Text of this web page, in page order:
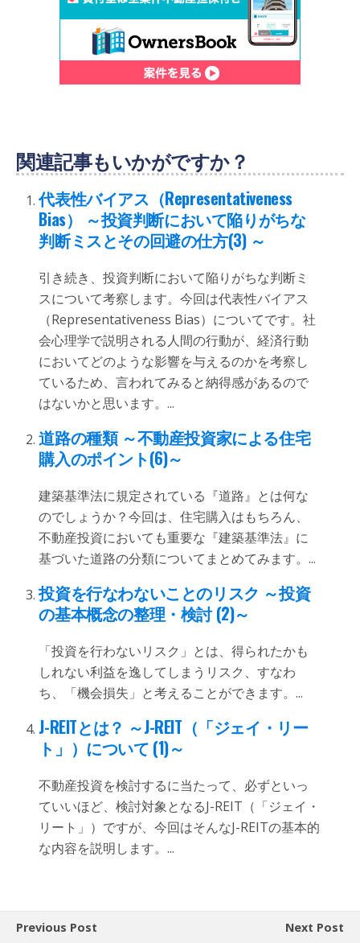
関連記事もいかがですか？
代表性バイアス（Representativeness
Bias） ～投資判断において陥りがちな
判断ミスとその回避の仕方(3) ～
引き続き、投資判断において陥りがちな判断ミ
スについて考察します。今回は代表性バイアス
（Representativeness Bias）についてです。社
会心理学で説明される人間の行動が、経済行動
においてどのような影響を与えるのかを考察し
ているため、言われてみると納得感があるので
はないかと思います。...
道路の種類 ～不動産投資家による住宅
購入のポイント(6)～
建築基準法に規定されている『道路』とは何な
のでしょうか？今回は、住宅購入はもちろん、
不動産投資においても重要な『建築基準法』に
基づいた道路の分類についてまとめてみます。...
投資を行なわないことのリスク ～投資
の基本概念の整理・検討 (2)～
「投資を行わないリスク」とは、得られたかも
しれない利益を逸してしまうリスク、すなわ
ち、「機会損失」と考えることができます。...
J-REITとは？ ～J-REIT（「ジェイ・リー
ト」）について (1)～
不動産投資を検討するに当たって、必ずといっ
ていいほど、検討対象となるJ-REIT（「ジェイ・
リート」）ですが、今回はそんなJ-REITの基本的
な内容を説明します。...
Previous Post
Next Post